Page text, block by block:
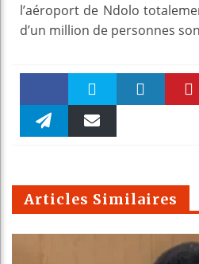
l’aéroport de Ndolo
d’un million de personnes
Faceboo Twitter
m
Articles Similaires